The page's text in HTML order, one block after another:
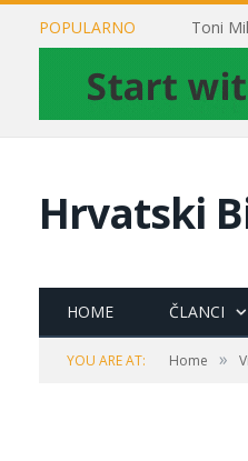
POPULARNO
Hrvatski
HOME ČLANCI
YOU ARE AT: Home »